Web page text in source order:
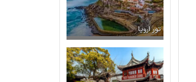
تور اروپا